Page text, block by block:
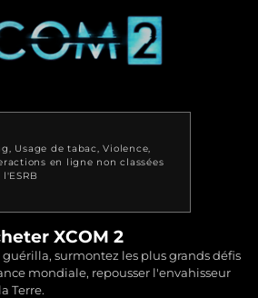
Usage de tabac Violence
en ligne non classées
l'ESRB
XCOM 2
surmontez les plus grands défis
mondiale, repousser l'envahisseur
Terre.